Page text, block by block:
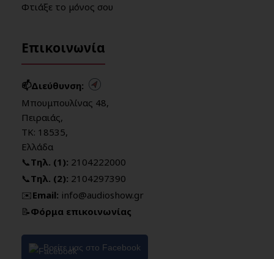
Φτιάξε το μόνος σου
Επικοινωνία
📫Διεύθυνση:
Μπουμπουλίνας 48,
Πειραιάς,
ΤΚ: 18535,
Ελλάδα
📞Τηλ. (1): 2104222000
📞Τηλ. (2): 2104297390
✉️Email: info@audioshow.gr
📝Φόρμα επικοινωνίας
Βρείτε μας στο Facebook